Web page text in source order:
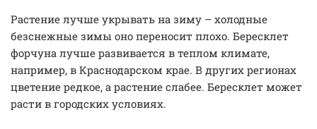
Растение лучше укрывать на зиму – холодные
безснежные зимы оно переносит плохо. Бересклет
форчуна лучше развивается в теплом климате,
например, в Краснодарском крае. В других регионах
цветение редкое, а растение слабее. Бересклет может
расти в городских условиях.